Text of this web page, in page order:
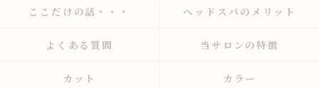
ここだけの話・・・ ヘッドスパのメリット
よくある質問 当サロンの特徴
カット カラー